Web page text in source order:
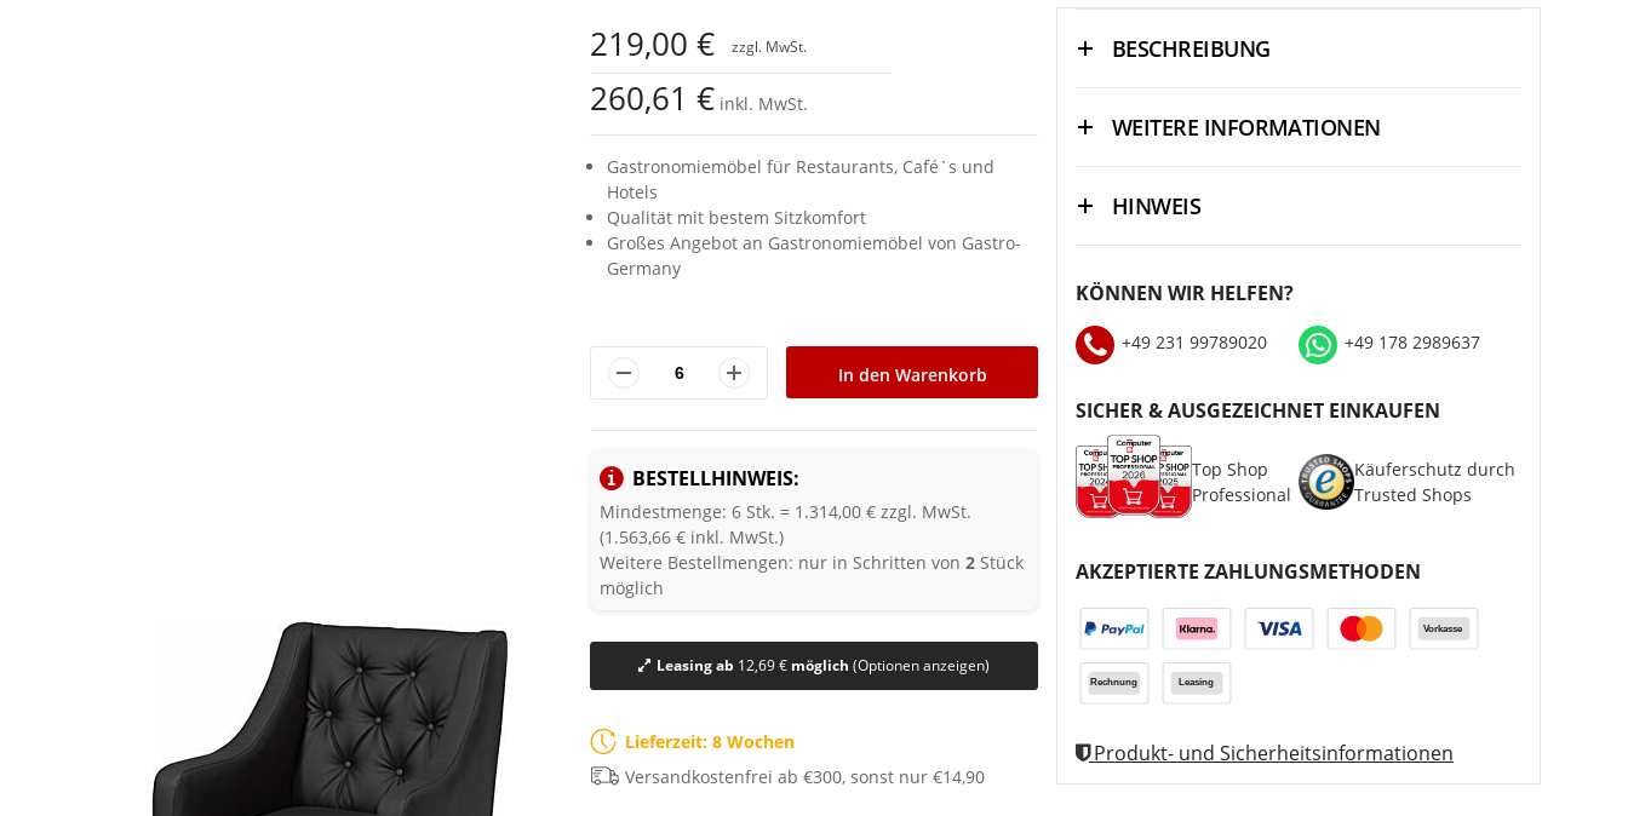
219,00 €
260,61 € inkl. MwSt.
Gastronomiemöbel für Restaurants, Café`s und
Hotels
Qualität mit bestem Sitzkomfort
Großes Angebot an Gastronomiemöbel von Gastro-
Germany
In den Warenkorb
BESTELLHINWEIS:
Mindestmenge: 6 Stk. = 1.314,00 € zzgl. MwSt.
(1.563,66 € inkl. MwSt.)
Weitere Bestellmengen: nur in Schritten von 2 Stück
möglich
Leasing ab 12,69 € möglich (Optionen anzeigen)
Lieferzeit: 8 Wochen
Versandkostenfrei ab €300, sonst nur €14,90
BESCHREIBUNG
WEITERE INFORMATIONEN
HINWEIS
KÖNNEN WIR HELFEN?
+49 231 99789020 +49 178 2989637
SICHER & AUSGEZEICHNET EINKAUFEN
Top Shop
Professional
Käuferschutz durch
Trusted Shops
AKZEPTIERTE ZAHLUNGSMETHODEN
Produkt- und Sicherheitsinformationen